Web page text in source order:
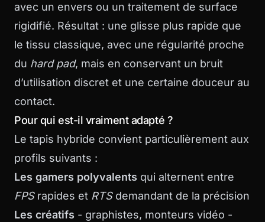
avec un envers ou un traitement de surface
rigidifié. Résultat : une glisse plus rapide que
le tissu classique, avec une régularité proche
du hard pad, mais en conservant un bruit
d’utilisation discret et une certaine douceur au
contact.
Pour qui est-il vraiment adapté ?
Le tapis hybride convient particulièrement aux
profils suivants :
Les gamers polyvalents qui alternent entre
FPSrapides et RTSdemandant de la précision
Les créatifs - graphistes, monteurs vidéo -